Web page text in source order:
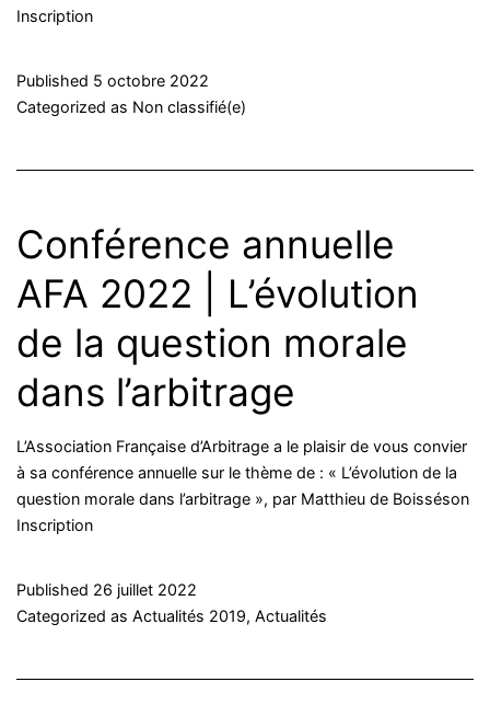
Inscription
Published 5 octobre 2022
Categorized as Non classifié(e)
Conférence annuelle
AFA 2022 | L’évolution
de la question morale
dans l’arbitrage
L’Association Française d’Arbitrage a le plaisir de vous convier
à sa conférence annuelle sur le thème de : « L’évolution de la
question morale dans l’arbitrage », par Matthieu de Boisséson
Inscription
Published 26 juillet 2022
Categorized as Actualités 2019, Actualités